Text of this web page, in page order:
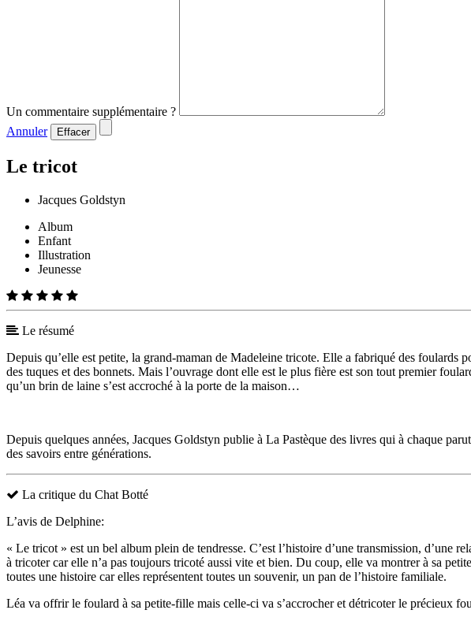
Un commentaire supplémentaire ?
Annuler
Effacer
Le tricot
Jacques Goldstyn
Album
Enfant
Illustration
Jeunesse
Le résumé
Depuis qu’elle est petite, la grand-maman de Madeleine tricote. Elle a fabriqué des foulards
des tuques et des bonnets. Mais l’ouvrage dont elle est le plus fière est son tout premier
qu’un brin de laine s’est accroché à la porte de la maison…
Depuis quelques années, Jacques Goldstyn publie à La Pastèque des livres qui à chaque
des savoirs entre générations.
La critique du Chat Botté
L’avis de Delphine:
« Le tricot » est un bel album plein de tendresse. C’est l’histoire d’une transmission,
à tricoter car elle n’a pas toujours tricoté aussi vite et bien. Du coup, elle va montrer à sa
toutes une histoire car elles représentent toutes un souvenir, un pan de l’histoire familiale.
Léa va offrir le foulard à sa petite-fille mais celle-ci va s’accrocher et détricoter le précieux